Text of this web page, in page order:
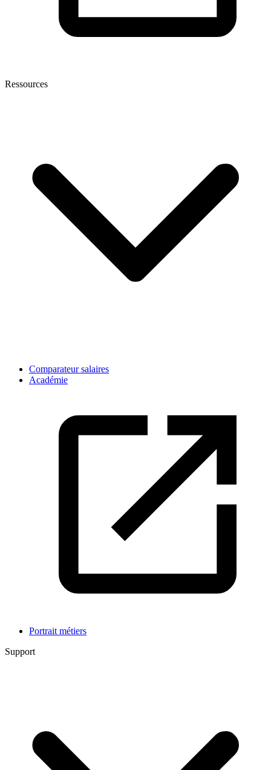
Ressources
Comparateur salaires
Académie
Portrait métiers
Support